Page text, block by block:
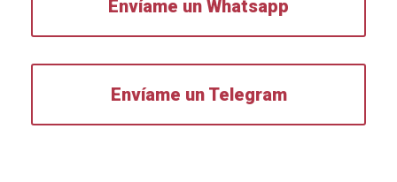
Envíame un Whatsapp
Envíame un Telegram